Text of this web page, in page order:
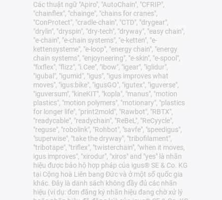
Các thuật ngữ "Apiro", "AutoChain", "CFRIP",
"chainflex", "chainge", "chains for cranes",
"ConProtect", "cradle-chain", "CTD", "drygear",
"drylin", "dryspin", "dry-tech", "dryway", "easy chain",
"e-chain", "e-chain systems", "e-ketten", "e-
kettensysteme", "e-loop", "energy chain", "energy
chain systems", "enjoyneering", "e-skin", "e-spool",
"fixflex", "flizz", "i.Cee", "ibow", "igear", "iglidur",
"igubal", "igumid", "igus", "igus improves what
moves", "igus:bike", "igusGO", "igutex", "iguverse",
"iguversum", "kineKIT", "kopla", "manus", "motion
plastics", "motion polymers", "motionary", "plastics
for longer life", "print2mold", "Rawbot", "RBTX",
"readycable", "readychain", "ReBeL", "ReCyycle",
"reguse", "robolink", "Rohbot", "savfe", "speedigus",
"superwise", "take the dryway", "tribofilament",
"tribotape", "triflex", "twisterchain", "when it moves,
igus improves", "xirodur", "xiros" and "yes" là nhãn
hiệu được bảo hộ hợp pháp của igus® SE & Co. KG
tại Cộng hoà Liên bang Đức và ở một số quốc gia
khác. Đây là danh sách không đầy đủ các nhãn
hiệu (ví dụ: đơn đăng ký nhãn hiệu đang chờ xử lý